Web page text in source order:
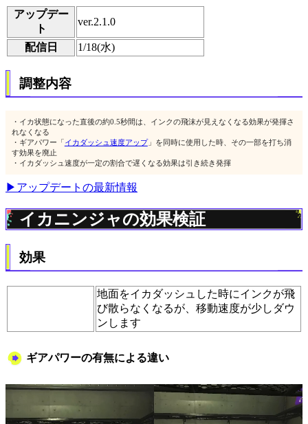
アップデー
ト
ver.2.1.0
配信日 1/18(水)
調整内容
・イカ状態になった直後の約0.5秒間は、インクの飛沫が見えなくなる効果が発揮さ
れなくなる
・ギアパワー「イカダッシュ速度アップ」を同時に使用した時、その一部を打ち消
す効果を廃止
・イカダッシュ速度が一定の割合で遅くなる効果は引き続き発揮
▶アップデートの最新情報
イカニンジャの効果検証
効果
地面をイカダッシュした時にインクが飛
び散らなくなるが、移動速度が少しダウ
ンします
ギアパワーの有無による違い